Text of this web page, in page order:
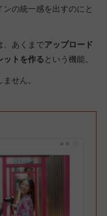
の統一感を出すのにと
、あくまでアップロード
ットを作るという機能。
せん。